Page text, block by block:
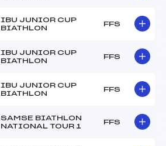
IBU JUNIOR CUP
BIATHLON
FFS
IBU JUNIOR CUP
BIATHLON
FFS
IBU JUNIOR CUP
BIATHLON
FFS
SAMSE BIATHLON
NATIONAL TOUR 1
FFS